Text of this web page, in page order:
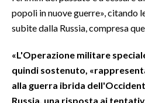
popoli in nuove guerre», citando
subite dalla Russia, compresa
«L'Operazione militare
quindi sostenuto,
alla guerra ibrida
Russia, una risposta ai